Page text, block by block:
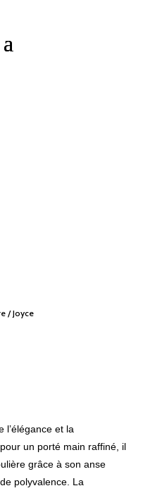
/ Joyce
l’élégance et la
un porté main raffiné, il
grâce à son anse
polyvalence. La